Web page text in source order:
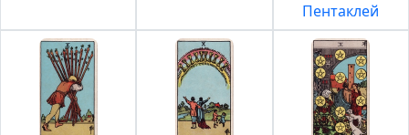
Пентаклей